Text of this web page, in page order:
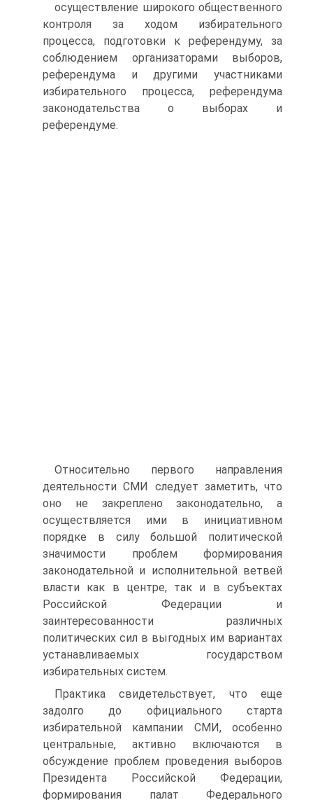
осуществление широкого общественного
контроля за ходом избирательного
процесса, подготовки к референдуму, за
соблюдением организаторами выборов,
референдума и другими участниками
избирательного процесса, референдума
законодательства о выборах и
референдуме.
Относительно первого направления
деятельности СМИ следует заметить, что
оно не закреплено законодательно, а
осуществляется ими в инициативном
порядке в силу большой политической
значимости проблем формирования
законодательной и исполнительной ветвей
власти как в центре, так и в субъектах
Российской Федерации и
заинтересованности различных
политических сил в выгодных им вариантах
устанавливаемых государством
избирательных систем.
Практика свидетельствует, что еще
задолго до официального старта
избирательной кампании СМИ, особенно
центральные, активно включаются в
обсуждение проблем проведения выборов
Президента Российской Федерации,
формирования палат Федерального